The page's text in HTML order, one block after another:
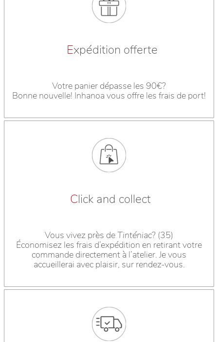
Expédition offerte
Votre panier dépasse les 90€?
Bonne nouvelle! Inhanoa vous offre les frais de port!
Click and collect
Vous vivez près de Tinténiac? (35)
Économisez les frais d’expédition en retirant votre
commande directement à l’atelier. Je vous
accueillerai avec plaisir, sur rendez-vous.